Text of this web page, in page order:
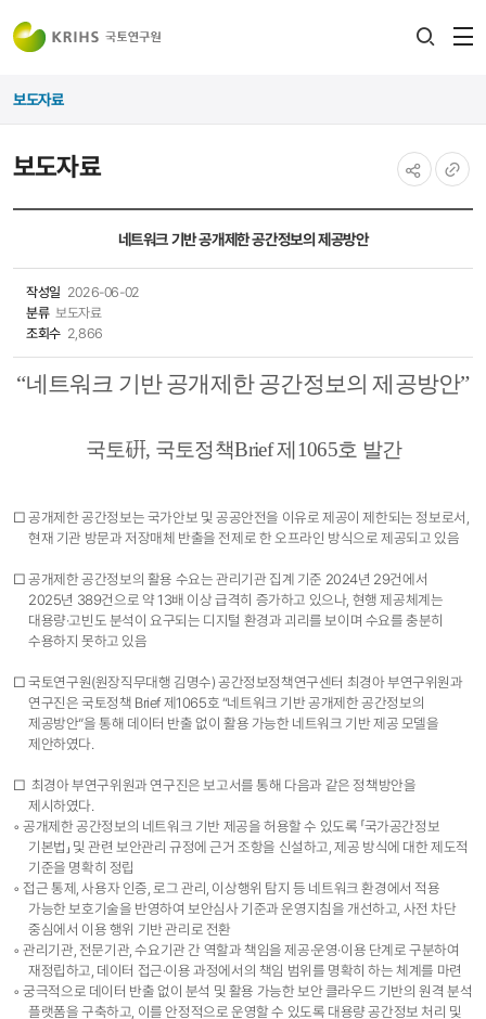
보도자료
보도자료
네트워크 기반 공개제한 공간정보의 제공방안
작성일 2026-06-02
분류 보도자료
조회수 2,866
“네트워크 기반 공개제한 공간정보의 제공방안”
국토硏, 국토정책Brief제 1065호 발간
□ 공개제한 공간정보는 국가안보 및 공공안전을 이유로 제공이 제한되는 정보로서,
현재 기관 방문과 저장매체 반출을 전제로 한 오프라인 방식으로 제공되고 있음
□ 공개제한 공간정보의 활용 수요는 관리기관 집계 기준 2024년 29건에서
2025년 389건으로 약 13배 이상 급격히 증가하고 있으나, 현행 제공체계는
대용량·고빈도 분석이 요구되는 디지털 환경과 괴리를 보이며 수요를 충분히
수용하지 못하고 있음
□ 국토연구원(원장직무대행 김명수) 공간정보정책연구센터 최경아 부연구위원과
연구진은 국토정책 Brief 제1065호 “네트워크 기반 공개제한 공간정보의
제공방안”을 통해 데이터 반출 없이 활용 가능한 네트워크 기반 제공 모델을
제안하였다.
□ 최경아 부연구위원과 연구진은 보고서를 통해 다음과 같은 정책방안을
제시하였다.
◦ 공개제한 공간정보의 네트워크 기반 제공을 허용할 수 있도록 「국가공간정보
기본법」 및 관련 보안관리 규정에 근거 조항을 신설하고, 제공 방식에 대한 제도적
기준을 명확히 정립
◦ 접근 통제, 사용자 인증, 로그 관리, 이상행위 탐지 등 네트워크 환경에서 적용
가능한 보호기술을 반영하여 보안심사 기준과 운영지침을 개선하고, 사전 차단
중심에서 이용 행위 기반 관리로 전환
◦ 관리기관, 전문기관, 수요기관 간 역할과 책임을 제공·운영·이용 단계로 구분하여
재정립하고, 데이터 접근·이용 과정에서의 책임 범위를 명확히 하는 체계를 마련
◦ 궁극적으로 데이터 반출 없이 분석 및 활용 가능한 보안 클라우드 기반의 원격 분석
플랫폼을 구축하고, 이를 안정적으로 운영할 수 있도록 대용량 공간정보 처리 및